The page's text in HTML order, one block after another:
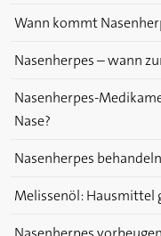
Wann kommt
Nasenherpes – wann
Nasenherpes-
Nase?
Nasenherpes
Melissenöl: Hausmittel